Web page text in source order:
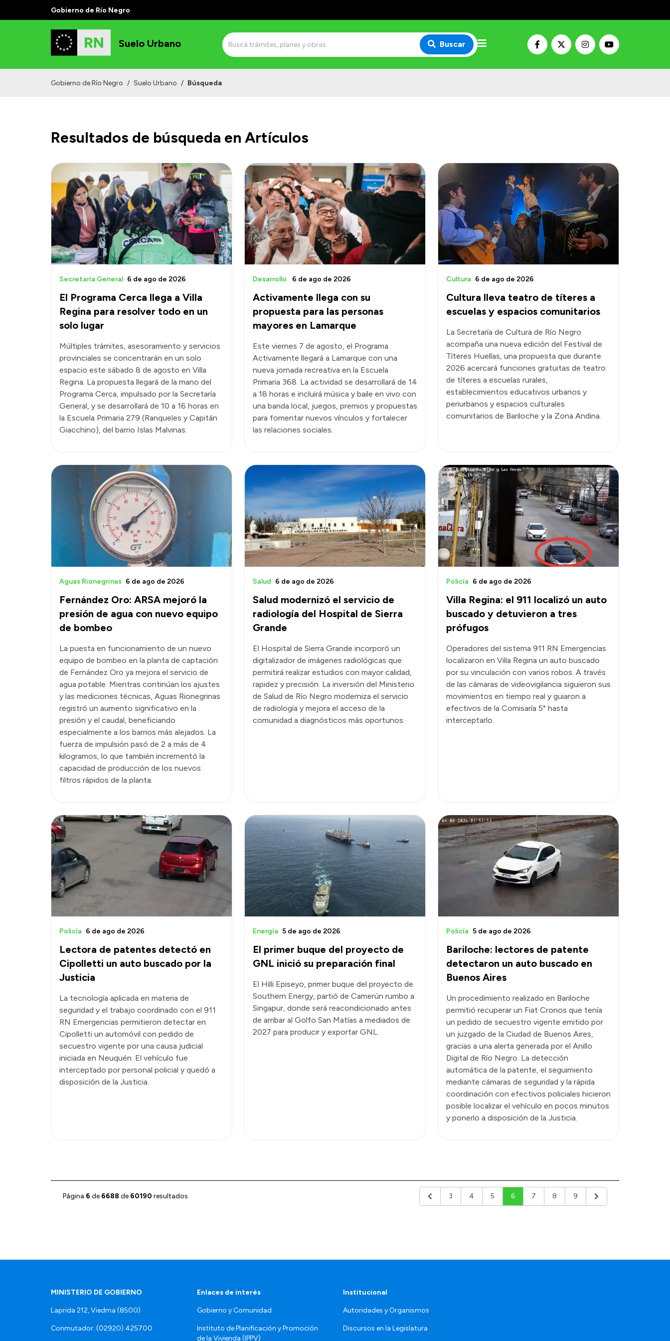
Gobierno de Río Negro
Suelo Urbano Buscar
Gobierno de Río Negro / Suelo Urbano / Búsqueda
Resultados de búsqueda en Artículos
El Programa Cerca llega a Villa
Regina para resolver todo en un
solo lugar
Secretaría General 6 de ago de 2026
Múltiples trámites, asesoramiento y servicios
provinciales se concentrarán en un solo
espacio este sábado 8 de agosto en Villa
Regina. La propuesta llegará de la mano del
Programa Cerca, impulsado por la Secretaría
General, y se desarrollará de 10 a 16 horas en
la Escuela Primaria 279 (Ranqueles y Capitán
Giacchino), del barrio Islas Malvinas.
Activamente llega con su
propuesta para las personas
mayores en Lamarque
Desarrollo 6 de ago de 2026
Este viernes 7 de agosto, el Programa
Activamente llegará a Lamarque con una
nueva jornada recreativa en la Escuela
Primaria 368. La actividad se desarrollará de 14
a 18 horas e incluirá música y baile en vivo con
una banda local, juegos, premios y propuestas
para fomentar nuevos vínculos y fortalecer
las relaciones sociales.
Cultura lleva teatro de títeres a
escuelas y espacios comunitarios
Cultura 6 de ago de 2026
La Secretaría de Cultura de Río Negro
acompaña una nueva edición del Festival de
Títeres Huellas, una propuesta que durante
2026 acercará funciones gratuitas de teatro
de títeres a escuelas rurales,
establecimientos educativos urbanos y
periurbanos y espacios culturales
comunitarios de Bariloche y la Zona Andina.
Fernández Oro: ARSA mejoró la
presión de agua con nuevo equipo
de bombeo
Aguas Rionegrinas 6 de ago de 2026
La puesta en funcionamiento de un nuevo
equipo de bombeo en la planta de captación
de Fernández Oro ya mejora el servicio de
agua potable. Mientras continúan los ajustes
y las mediciones técnicas, Aguas Rionegrinas
registró un aumento significativo en la
presión y el caudal, beneficiando
especialmente a los barrios más alejados. La
fuerza de impulsión pasó de 2 a más de 4
kilogramos, lo que también incrementó la
capacidad de producción de los nuevos
filtros rápidos de la planta.
Salud modernizó el servicio de
radiología del Hospital de Sierra
Grande
Salud 6 de ago de 2026
El Hospital de Sierra Grande incorporó un
digitalizador de imágenes radiológicas que
permitirá realizar estudios con mayor calidad,
rapidez y precisión. La inversión del Ministerio
de Salud de Río Negro moderniza el servicio
de radiología y mejora el acceso de la
comunidad a diagnósticos más oportunos.
Villa Regina: el 911 localizó un auto
buscado y detuvieron a tres
prófugos
Policía 6 de ago de 2026
Operadores del sistema 911 RN Emergencias
localizaron en Villa Regina un auto buscado
por su vinculación con varios robos. A través
de las cámaras de videovigilancia siguieron sus
movimientos en tiempo real y guiaron a
efectivos de la Comisaría 5° hasta
interceptarlo.
Lectora de patentes detectó en
Cipolletti un auto buscado por la
Justicia
Policía 6 de ago de 2026
La tecnología aplicada en materia de
seguridad y el trabajo coordinado con el 911
RN Emergencias permitieron detectar en
Cipolletti un automóvil con pedido de
secuestro vigente por una causa judicial
iniciada en Neuquén. El vehículo fue
interceptado por personal policial y quedó a
disposición de la Justicia.
El primer buque del proyecto de
GNL inició su preparación final
Energía 5 de ago de 2026
El Hilli Episeyo, primer buque del proyecto de
Southern Energy, partió de Camerún rumbo a
Singapur, donde será reacondicionado antes
de arribar al Golfo San Matías a mediados de
2027 para producir y exportar GNL.
Bariloche: lectores de patente
detectaron un auto buscado en
Buenos Aires
Policía 5 de ago de 2026
Un procedimiento realizado en Bariloche
permitió recuperar un Fiat Cronos que tenía
un pedido de secuestro vigente emitido por
un juzgado de la Ciudad de Buenos Aires,
gracias a una alerta generada por el Anillo
Digital de Río Negro. La detección
automática de la patente, el seguimiento
mediante cámaras de seguridad y la rápida
coordinación con efectivos policiales hicieron
posible localizar el vehículo en pocos minutos
y ponerlo a disposición de la Justicia.
Página 6 de 6688 de 60190 resultados Anterior
3 4 5 6 7 8 9 Siguiente
MINISTERIO DE GOBIERNO
Laprida 212, Viedma (8500)
Conmutador: (02920) 425700
Enlaces de interés
Gobierno y Comunidad
Instituto de Planificación y Promoción
de la Vivienda (IPPV)
Institucional
Autoridades y Organismos
Discursos en la Legislatura